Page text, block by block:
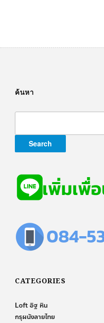
ค้นหา
CATEGORIES
Loft อิฐ หิน
กรุผนังลายไทย